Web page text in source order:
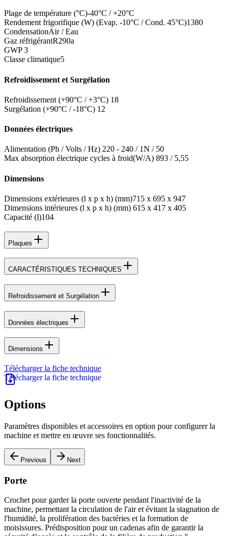
Plage de température (°C)-40°C / +20°C
Rendement frigorifique (W) (Evap. -10°C / Cond. 45°C)1380
CondensationAir / Eau
Gaz réfrigérantR290a
GWP3
Classe climatique5
Refroidissement et Surgélation
Refroidissement (+90°C / +3°C) 18
Surgélation (+90°C / -18°C) 12
Données électriques
Alimentation (Ph / Volts / Hz) 220 - 240 / 1N / 50
Max absorption électrique cycles à froid(W/A) 893 / 5,55
Dimensions
Dimensions extérieures (l x p x h) (mm)715 x 695 x 947
Dimensions intérieures (l x p x h) (mm) 615 x 417 x 405
Capacité (l)104
Plaques
CARACTÉRISTIQUES TECHNIQUES
Refroidissement et Surgélation
Données électriques
Dimensions
Télécharger la fiche technique
Options
Paramètres disponibles et accessoires en option pour configurer la
machine et mettre en œuvre ses fonctionnalités.
Previous Next
Porte
Crochet pour garder la porte ouverte pendant l'inactivité de la
machine, permettant la circulation de l'air et évitant la stagnation de
l'humidité, la prolifération des bactéries et la formation de
moisissures. Prédisposition pour un cadenas afin de garantir la